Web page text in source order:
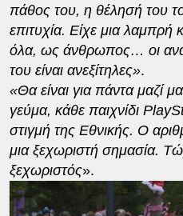
πάθος του, η θέλησή του
επιτυχία. Είχε μια
όλα, ως άνθρωπος… οι
του είναι ανεξίτηλες».
«Θα είναι για πάντα μαζί
γεύμα, κάθε παιχνίδι
στιγμή της Εθνικής. Ο
μια ξεχωριστή σημασία.
ξεχωριστός».